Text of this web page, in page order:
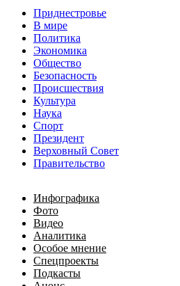
Приднестровье
В мире
Политика
Экономика
Общество
Безопасность
Происшествия
Культура
Наука
Спорт
Президент
Верховный Совет
Правительство
Инфографика
Фото
Видео
Аналитика
Особое мнение
Спецпроекты
Подкасты